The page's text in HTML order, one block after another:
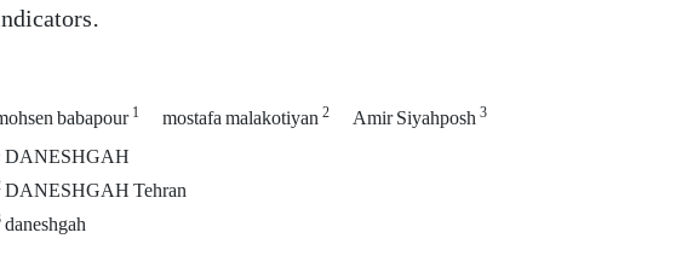
babapour1 mostafa malakotiyan2 Amir Siyahposh3
DANESHGAH
DANESHGAH Tehran
daneshgah